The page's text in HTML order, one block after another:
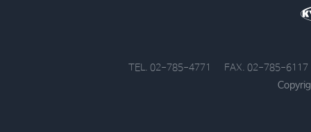
TEL. 02-785-4771
FAX. 02-785-6117